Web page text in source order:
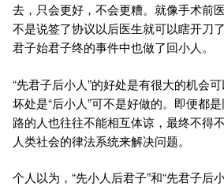
去，只会更好，不会更糟。就像手术前
不是说签了协议以后医生就可以瞎开刀
君子始君子终的事件中也做了回小人。
“先君子后小人”的好处是有很大的机会
坏处是“后小人”可不是好做的。即便都
路的人也往往不能相互体谅，最终不得
人类社会的律法系统来解决问题。
个人以为，“先小人后君子”和“先君子后